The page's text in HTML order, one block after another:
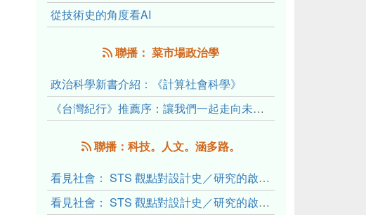
從技術史的角度看AI
聯播： 菜市場政治學
政治科學新書介紹：《計算社會科學》
《台灣紀行》推薦序：讓我們一起走向未來文明的備忘錄
聯播：科技。人文。涵多路。
看見社會： STS 觀點對設計史／研究的啟發與反思（下）
看見社會： STS 觀點對設計史／研究的啟發與反思（上）